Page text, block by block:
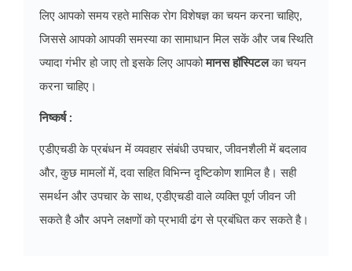
लिए आपको समय रहते मासिक रोग विशेषज्ञ का चयन करना चाहिए,
जिससे आपको आपकी समस्या का सामाधान मिल सकें और जब स्थिति
ज्यादा गंभीर हो जाए तो इसके लिए आपकोमानस हॉस्पिटलका चयन
करना चाहिए।
निष्कर्ष :
एडीएचडी के प्रबंधन में व्यवहार संबंधी उपचार, जीवनशैली में बदलाव
और, कुछ मामलों में, दवा सहित विभिन्न दृष्टिकोण शामिल है। सही
समर्थन और उपचार के साथ, एडीएचडी वाले व्यक्ति पूर्ण जीवन जी
सकते है और अपने लक्षणों को प्रभावी ढंग से प्रबंधित कर सकते है।